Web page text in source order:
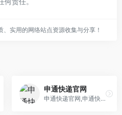
实用的网络站点资源收集与分享！
申通快递官网
申通快递官网,申通快递,快递,发快递,快递员,业务员查询,上门取件,在线下单(寄件),申通营业网点查询,快递加盟,单号追踪跟踪查询,投诉电话查询,车辆信息,申通新闻,招聘等服务,全国统一客服热线：95543.